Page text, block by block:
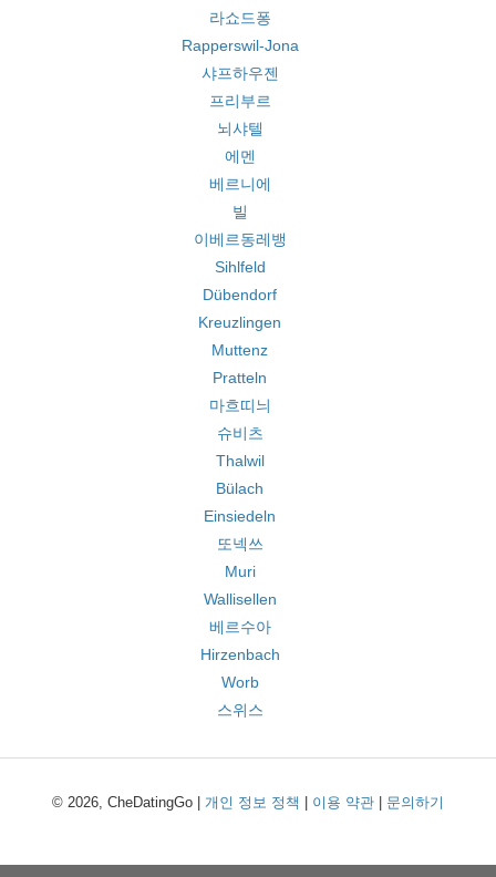
라쇼드퐁
Rapperswil-Jona
샤프하우젠
프리부르
뇌샤텔
에멘
베르니에
빌
이베르동레뱅
Sihlfeld
Dübendorf
Kreuzlingen
Muttenz
Pratteln
마흐띠늬
슈비츠
Thalwil
Bülach
Einsiedeln
또넥쓰
Muri
Wallisellen
베르수아
Hirzenbach
Worb
스위스
© 2026, CheDatingGo | 개인 정보 정책 이용 약관 문의하기